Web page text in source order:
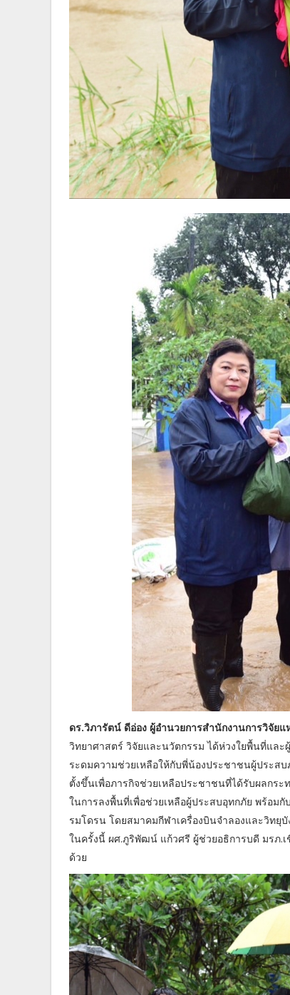
ดร.วิภารัตน์ ดีอ่อง ผู้อำนวยการสำนักงานการวิจัยแ
วิทยาศาสตร์ วิจัยและนวัตกรรม ได้ห่วงใยพื้นที่และ
ระดมความช่วยเหลือให้กับพี่น้องประชาชนผู้ประส
ตั้งขึ้นเพื่อภารกิจช่วยเหลือประชาชนที่ได้รับผลกร
ในการลงพื้นที่เพื่อช่วยเหลือผู้ประสบอุทกภัย พร้อม
รมโดรน โดยสมาคมกีฬาเครื่องบินจำลองและวิทยุ
ในครั้งนี้ ผศ.ภูริพัฒน์ แก้วศรี ผู้ช่วยอธิการบดี มรภ.
ด้วย